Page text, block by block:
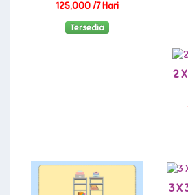
125,000 /7 Hari
Tersedia
2
3 X